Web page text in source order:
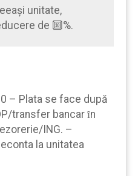
unitate,
de 🔟%.
– Plata se face după
transfer bancar ȋn
ING. –
la unitatea